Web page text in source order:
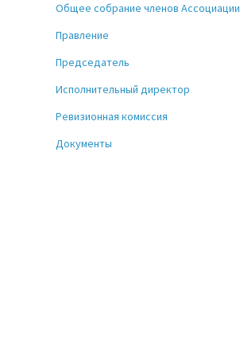
Общее собрание членов Ассоциации
Правление
Председатель
Исполнительный директор
Ревизионная комиссия
Документы